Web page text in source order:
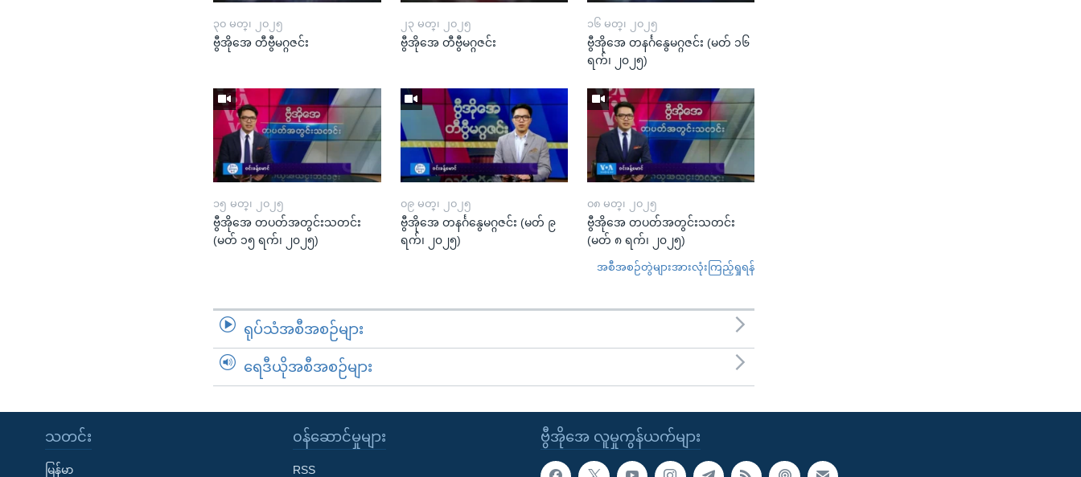
၃၀ မတ္၊ ၂၀၂၅
ဗွီအိုအေ တီဗွီမဂ္ဂဇင်း
၂၃ မတ္၊ ၂၀၂၅
ဗွီအိုအေ တီဗွီမဂ္ဂဇင်း
၁၆ မတ္၊ ၂၀၂၅
ဗွီအိုအေ တနင်္ဂနွေမဂ္ဂဇင်း (မတ် ၁၆
ရက်၊ ၂၀၂၅)
၁၅ မတ္၊ ၂၀၂၅
ဗွီအိုအေ တပတ်အတွင်းသတင်း
(မတ် ၁၅ ရက်၊ ၂၀၂၅)
၀၉ မတ္၊ ၂၀၂၅
ဗွီအိုအေ တနင်္ဂနွေမဂ္ဂဇင်း (မတ် ၉
ရက်၊ ၂၀၂၅)
၀၈ မတ္၊ ၂၀၂၅
ဗွီအိုအေ တပတ်အတွင်းသတင်း
(မတ် ၈ ရက်၊ ၂၀၂၅)
အစီအစဉ်တွဲများအားလုံးကြည့်ရှုရန်
ရုပ်သံအစီအစဉ်များ
ရေဒီယိုအစီအစဉ်များ
ဗွီအိုအေ လူမှုကွန်ယက်များ
သတင်း
မြန်မာ
၀န်ဆောင်မှုများ
RSS